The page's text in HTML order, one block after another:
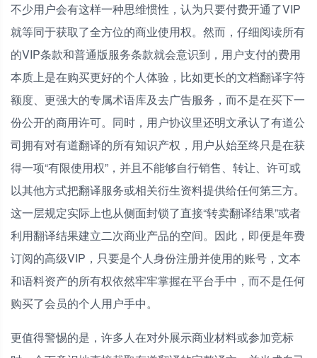
不少用户会有这样一种思维惯性，认为只要付费开通了VIP
就等同于获取了全方位的商业使用权。然而，仔细阅读所有
的VIP条款和普通版服务条款就会意识到，用户支付的费用
本质上是在购买更好的个人体验，比如更长的文档翻译字符
额度、更强大的专属术语库及去广告服务，而不是在买下一
份公开的商用许可。同时，用户协议里还明文承认了有道公
司拥有对有道翻译的所有知识产权，用户从始至终只是在获
得一项“有限使用权”，并且不能够自行销售、转让、许可或
以其他方式把翻译服务或相关衍生资料提供给任何第三方。
这一层规定实际上也从侧面封锁了直接“转卖翻译结果”或者
利用翻译结果建立二次商业产品的空间。因此，即便是年费
订阅的高级VIP，只要是个人身份注册并使用的账号，文本
和语料资产的所有权依然牢牢掌握在平台手中，而不是任何
购买了会员的个人用户手中。
更值得警惕的是，许多人在对外展示商业材料或参加竞标